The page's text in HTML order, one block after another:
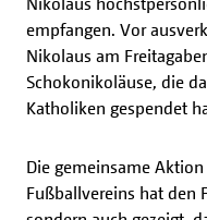
empfangen. Vor
Nikolaus am
Schokonikoläuse, die
Katholiken gespendet
Die gemeinsame
Fußballvereins hat den